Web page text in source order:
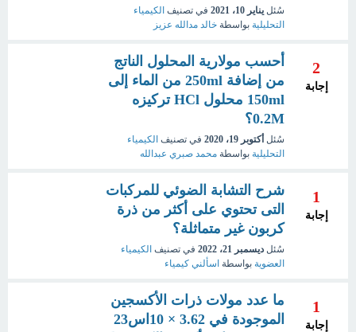
سُئل يناير 10، 2021 في تصنيف الكيمياء
التحليلية بواسطة خالد مدالله عزيز
2
إجابة
أحسب مولارية المحلول الناتج
من إضافة 250ml من الماء إلى
150ml محلول HCl تركيزه
0.2M؟
سُئل أكتوبر 19، 2020 في تصنيف الكيمياء
التحليلية بواسطة محمد صبري عبدالله
1
إجابة
شرح التشابة الضوئي للمركبات
التى تحتوي على أكثر من ذرة
كربون غير متماثلة؟
سُئل ديسمبر 21، 2022 في تصنيف الكيمياء
العضوية بواسطة اسألني كيمياء
1
إجابة
ما عدد مولات ذرات الأكسجين
الموجودة في 3.62 × 10اس23